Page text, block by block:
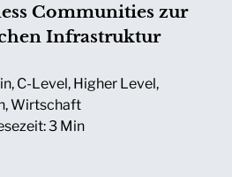
Communities zur
Infrastruktur
, C-Level, Higher Level,
,Wirtschaft
3 Min